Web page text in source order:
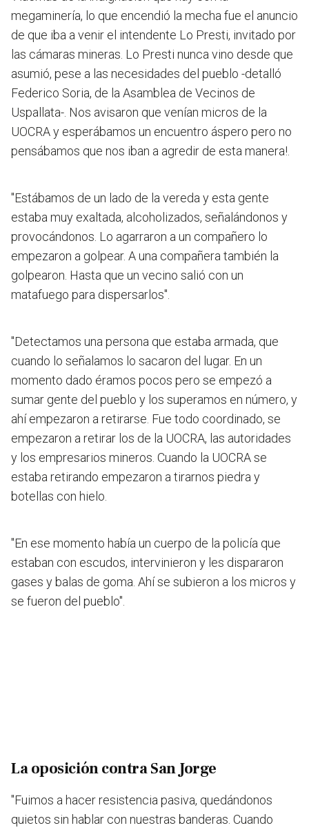
megaminería, lo que encendió la mecha fue el anuncio
de que iba a venir el intendente Lo Presti, invitado por
las cámaras mineras. Lo Presti nunca vino desde que
asumió, pese a las necesidades del pueblo -detalló
Federico Soria, de la Asamblea de Vecinos de
Uspallata-. Nos avisaron que venían micros de la
UOCRA y esperábamos un encuentro áspero pero no
pensábamos que nos iban a agredir de esta manera!.
"Estábamos de un lado de la vereda y esta gente
estaba muy exaltada, alcoholizados, señalándonos y
provocándonos. Lo agarraron a un compañero lo
empezaron a golpear. A una compañera también la
golpearon. Hasta que un vecino salió con un
matafuego para dispersarlos".
"Detectamos una persona que estaba armada, que
cuando lo señalamos lo sacaron del lugar. En un
momento dado éramos pocos pero se empezó a
sumar gente del pueblo y los superamos en número, y
ahí empezaron a retirarse. Fue todo coordinado, se
empezaron a retirar los de la UOCRA, las autoridades
y los empresarios mineros. Cuando la UOCRA se
estaba retirando empezaron a tirarnos piedra y
botellas con hielo.
"En ese momento había un cuerpo de la policía que
estaban con escudos, intervinieron y les dispararon
gases y balas de goma. Ahí se subieron a los micros y
se fueron del pueblo".
La oposición contra San Jorge
"Fuimos a hacer resistencia pasiva, quedándonos
quietos sin hablar con nuestras banderas. Cuando